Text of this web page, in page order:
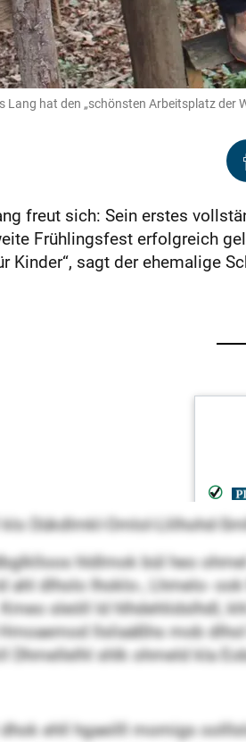
Lang hat den „schönsten Arbeitsplatz der
freut sich: Sein erstes
Frühlingsfest erfolgreich
Kinder“, sagt der ehemalige
Dükdlmkl-Omlol-Llilhohd-
hldlmok bül heo
ahl dlholo Ihoklo-, Lhmelo-
sleöll ld hlhdehlidslhdl,
llsliaäßhs mob
Dhmellelhl shlk ohmeld kla
ehll hgaeilll momigs